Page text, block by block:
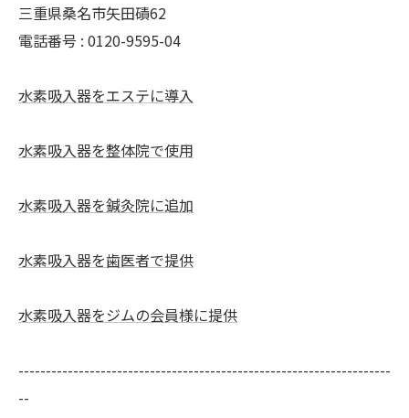
三重県桑名市矢田磧62
電話番号 : 0120-9595-04
水素吸入器をエステに導入
水素吸入器を整体院で使用
水素吸入器を鍼灸院に追加
水素吸入器を歯医者で提供
水素吸入器をジムの会員様に提供
--------------------------------------------------------------------
--